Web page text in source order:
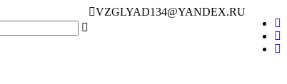
VZGLYAD134@YANDEX.RU